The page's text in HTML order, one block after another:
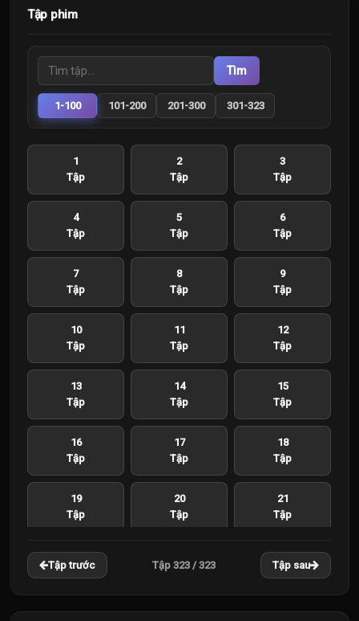
Tập phim
Tìm
1-100 101-200 201-300 301-323
1
Tập
2
Tập
3
Tập
4
Tập
5
Tập
6
Tập
7
Tập
8
Tập
9
Tập
10
Tập
11
Tập
12
Tập
13
Tập
14
Tập
15
Tập
16
Tập
17
Tập
18
Tập
19
Tập
20
Tập
21
Tập
22
Tập
Tập
24
Tập
25
26
27
Tập trước Tập 323 / 323 Tập sau